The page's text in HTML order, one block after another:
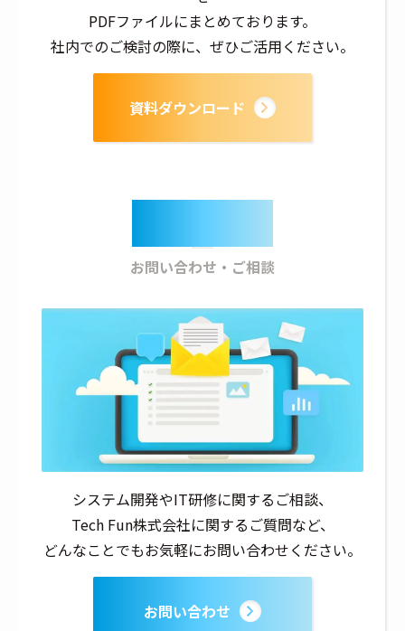
PDFファイルにまとめております。
社内でのご検討の際に、ぜひご活用ください。
資料ダウンロード
お問い合わせ・ご相談
システム開発やIT研修に関するご相談、
Tech Fun株式会社に関するご質問など、
どんなことでもお気軽にお問い合わせください。
お問い合わせ